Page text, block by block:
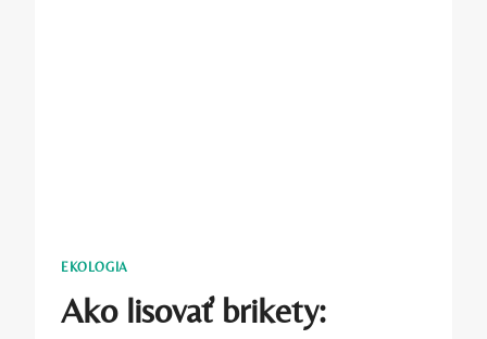
EKOLOGIA
Ako lisovať brikety: